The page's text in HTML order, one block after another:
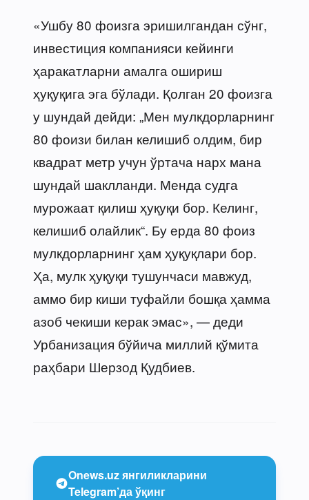
«Ушбу 80 фоизга эришилгандан сўнг,
инвестиция компанияси кейинги
ҳаракатларни амалга ошириш
ҳуқуқига эга бўлади. Қолган 20 фоизга
у шундай дейди: „Мен мулкдорларнинг
80 фоизи билан келишиб олдим, бир
квадрат метр учун ўртача нарх мана
шундай шаклланди. Менда судга
мурожаат қилиш ҳуқуқи бор. Келинг,
келишиб олайлик“. Бу ерда 80 фоиз
мулкдорларнинг ҳам ҳуқуқлари бор.
Ҳа, мулк ҳуқуқи тушунчаси мавжуд,
аммо бир киши туфайли бошқа ҳамма
азоб чекиши керак эмас», — деди
Урбанизация бўйича миллий қўмита
раҳбари Шерзод Қудбиев.
Onews.uz янгиликларини
Telegram’да ўқинг